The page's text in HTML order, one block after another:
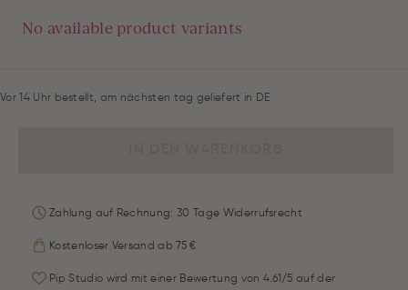
No available product variants
Vor 14 Uhr bestellt, am nächsten tag geliefert in DE
Zahlung auf Rechnung: 30 Tage Widerrufsrecht
Kostenloser Versand ab 75 €
Pip Studio wird mit einer Bewertung von 4.61/5 auf der